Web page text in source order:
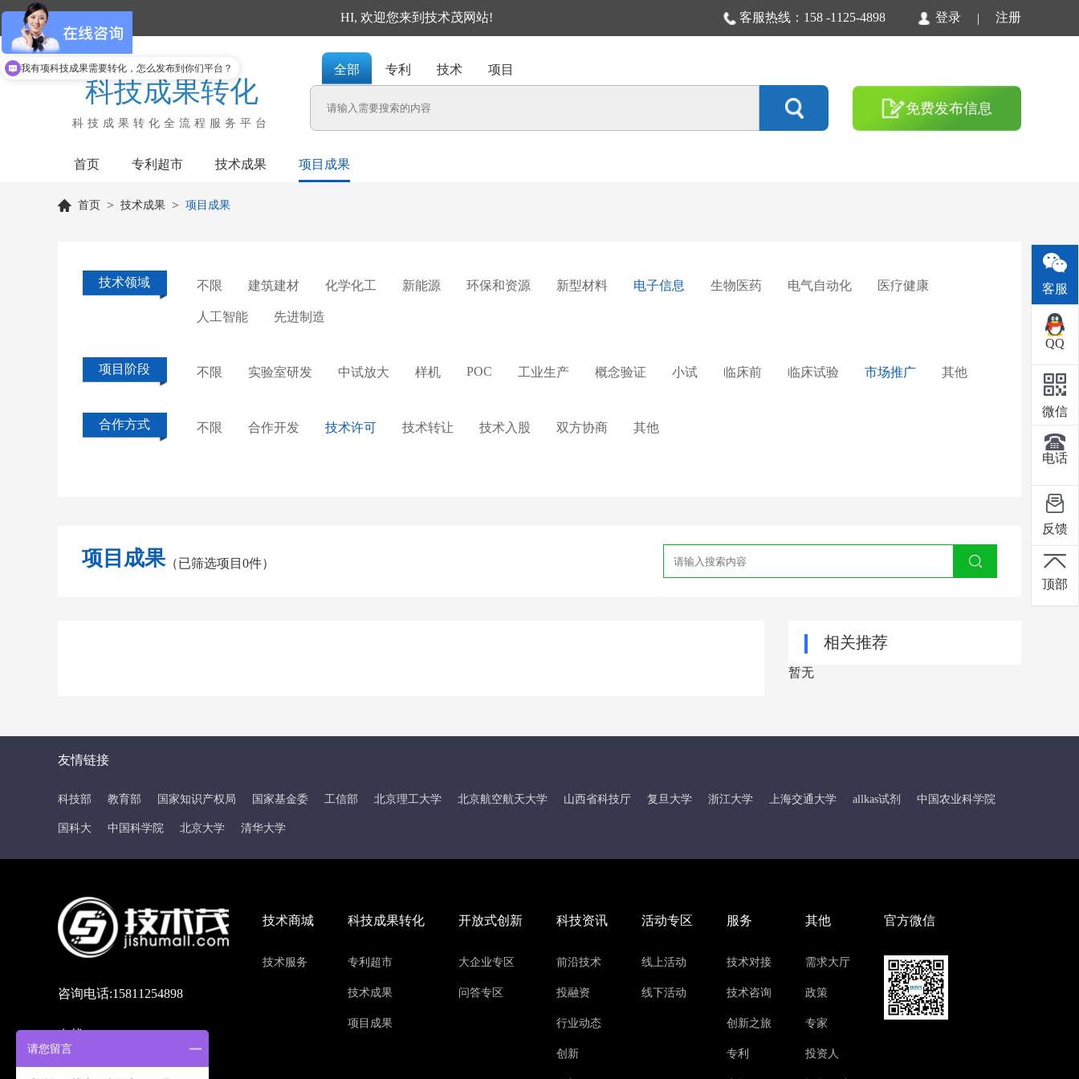
HI, 欢迎您来到技术茂网站! 客服热线：158 -1125-4898 登录 | 注册
科技成果转化
科技成果转化全流程服务平台
全部 专利 技术 项目
免费发布信息
首页 专利超市 技术成果 项目成果
首页 > 技术成果 > 项目成果
技术领域 不限 建筑建材 化学化工 新能源 环保和资源 新型材料 电子信息 生物医药 电气自动化 医疗健康
人工智能 先进制造
项目阶段 不限 实验室研发 中试放大 样机 POC 工业生产 概念验证 小试 临床前 临床试验 市场推广 其他
合作方式 不限 合作开发 技术许可 技术转让 技术入股 双方协商 其他
项目成果（已筛选项目0件）
相关推荐
暂无
友情链接
科技部 教育部 国家知识产权局 国家基金委 工信部 北京理工大学 北京航空航天大学 山西省科技厅 复旦大学 浙江大学 上海交通大学 allkas试剂 中国农业科学院
国科大 中国科学院 北京大学 清华大学
咨询电话:15811254898
在线QQ:214636032
联系地址:北京市海淀区
技术商城
技术服务
科技成果转化
专利超市
技术成果
项目成果
开放式创新
大企业专区
问答专区
科技资讯
前沿技术
投融资
行业动态
创新
活动专区
线上活动
线下活动
服务
技术对接
技术咨询
创新之旅
专利
其他
需求大厅
政策
专家
投资人
官方微信
客服
QQ
微信
电话
反馈
顶部
我有项科技成果需要转化，怎么发布到你们平台？
请您留言